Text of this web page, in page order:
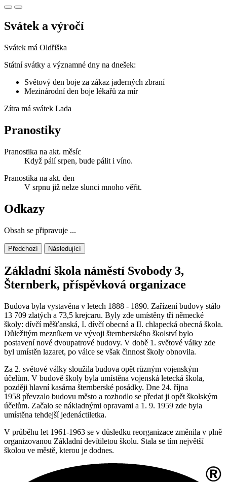
Svátek a výročí
Svátek má Oldřiška
Státní svátky a významné dny na dnešek:
Světový den boje za zákaz jaderných zbraní
Mezinárodní den boje lékařů za mír
Zítra má svátek Lada
Pranostiky
Pranostika na akt. měsíc
Když pálí srpen, bude pálit i víno.
Pranostika na akt. den
V srpnu již nelze slunci mnoho věřit.
Odkazy
Obsah se připravuje ...
Předchozí Následující
Základní škola náměstí Svobody 3,
Šternberk, příspěvková organizace
Budova byla vystavěna v letech 1888 - 1890. Zařízení budovy stálo
13 709 zlatých a 73,5 krejcaru. Byly zde umístěny tři německé
školy: dívčí měšťanská, I. dívčí obecná a II. chlapecká obecná škola.
Důležitým mezníkem ve vývoji šternberského školství bylo
postavení nové dvoupatrové budovy. V době 1. světové války zde
byl umístěn lazaret, po válce se však činnost školy obnovila.
Za 2. světové války sloužila budova opět různým vojenským
účelům. V budově školy byla umístěna vojenská letecká škola,
později hlavní kasárna šternberské posádky. Dne 24. října
1958 převzalo budovu město a rozhodlo se předat ji opět školským
účelům. Začalo se nákladnými opravami a 1. 9. 1959 zde byla
umístěna tehdejší jedenáctiletka.
V průběhu let 1961-1963 se v důsledku reorganizace změnila v plně
organizovanou Základní devítiletou školu. Stala se tím největší
školou ve městě, kterou je dodnes.